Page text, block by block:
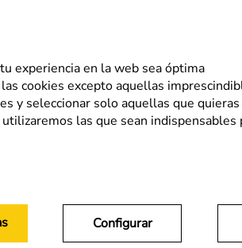
experiencia en la web sea óptima
cookies excepto aquellas
y seleccionar solo aquellas que
las que sean indispensables
Configurar